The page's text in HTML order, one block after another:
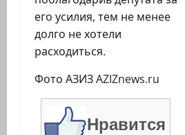
его усилия, тем не менее
долго не хотели
расходиться.
Фото АЗИЗ AZIZnews.ru
Нравится